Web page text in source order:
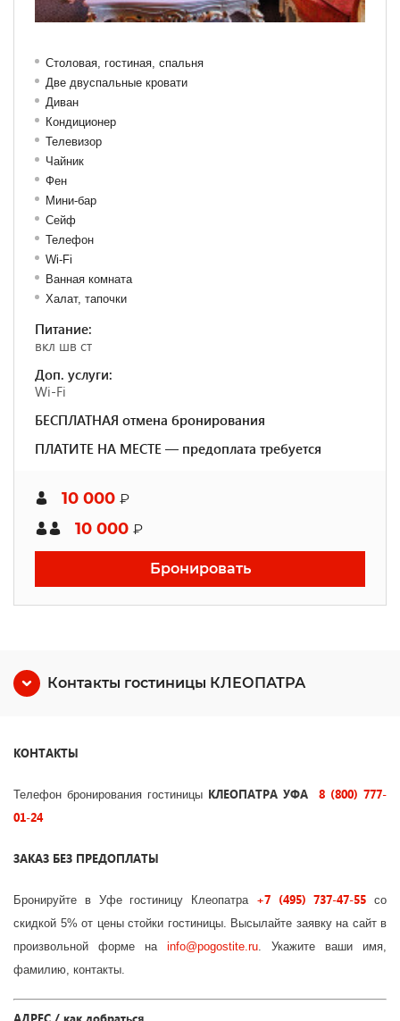
Столовая, гостиная, спальня
Две двуспальные кровати
Диван
Кондиционер
Телевизор
Чайник
Фен
Мини-бар
Сейф
Телефон
Wi-Fi
Ванная комната
Халат, тапочки
Питание:
вкл шв ст
Доп. услуги:
Wi-Fi
БЕСПЛАТНАЯ отмена бронирования
ПЛАТИТЕ НА МЕСТЕ — предоплата требуется
10 000 ₽
10 000 ₽
Бронировать
Контакты гостиницы КЛЕОПАТРА
КОНТАКТЫ
Телефон бронирования гостиницы КЛЕОПАТРА УФА
8 (800) 777-
01-24
ЗАКАЗ БЕЗ ПРЕДОПЛАТЫ
Бронируйте в Уфе гостиницу Клеопатра +7 (495) 737-47-55 со
скидкой 5% от цены стойки гостиницы. Высылайте заявку на сайт в
произвольной форме на info@pogostite.ru. Укажите ваши имя,
фамилию, контакты.
АДРЕС / как добраться